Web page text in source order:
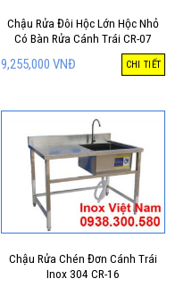
Chậu Rửa Đôi Hộc Lớn Hộc Nhỏ
Có Bàn Rửa Cánh Trái CR-07
9,255,000 VNĐ CHI TIẾT
Chậu Rửa Chén Đơn Cánh Trái
Inox 304 CR-16